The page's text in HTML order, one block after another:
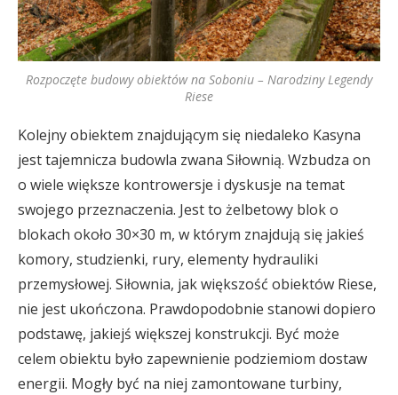
Rozpoczęte budowy obiektów na Soboniu – Narodziny Legendy
Riese
Kolejny obiektem znajdującym się niedaleko Kasyna
jest tajemnicza budowla zwana Siłownią. Wzbudza on
o wiele większe kontrowersje i dyskusje na temat
swojego przeznaczenia. Jest to żelbetowy blok o
blokach około 30×30 m, w którym znajdują się jakieś
komory, studzienki, rury, elementy hydrauliki
przemysłowej. Siłownia, jak większość obiektów Riese,
nie jest ukończona. Prawdopodobnie stanowi dopiero
podstawę, jakiejś większej konstrukcji. Być może
celem obiektu było zapewnienie podziemiom dostaw
energii. Mogły być na niej zamontowane turbiny,